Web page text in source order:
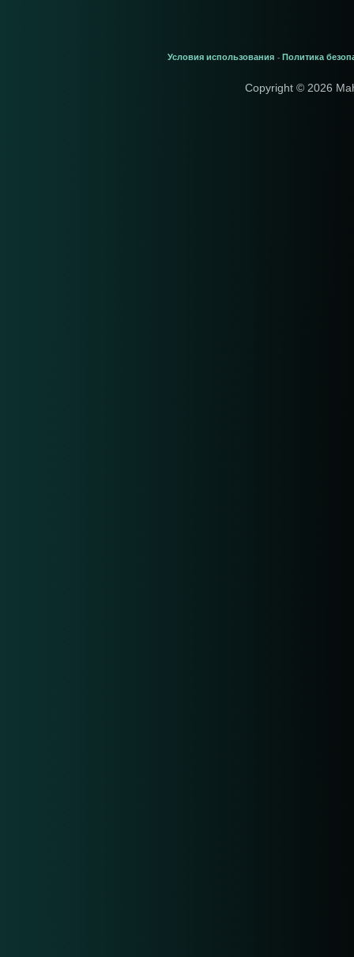
Условия использования - Политика
Copyright © 2026